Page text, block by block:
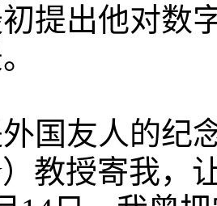
提出他对数
国友人的纪
教授寄我，